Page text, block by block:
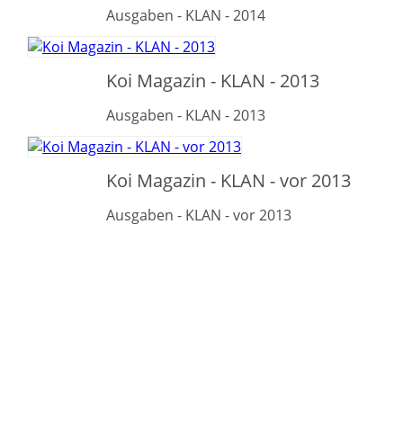
Ausgaben - KLAN - 2014
Koi Magazin - KLAN - 2013
Ausgaben - KLAN - 2013
Koi Magazin - KLAN - vor 2013
Ausgaben - KLAN - vor 2013